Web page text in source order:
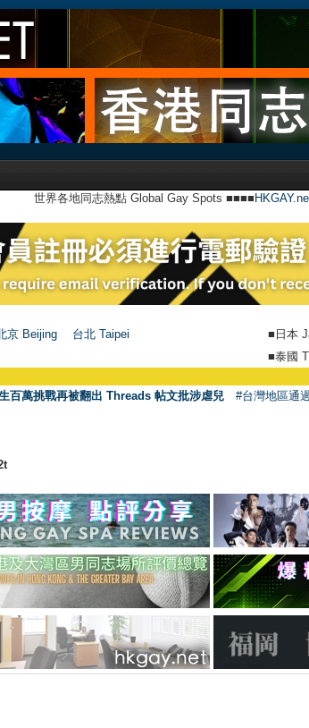
世界各地同志熱點 Global Gay Spots ■■■■
京 Beijing 台北 Taipei ■日本
■泰國
百萬挑戰再被翻出 Threads 帖文批涉虐兒 #台灣地區通